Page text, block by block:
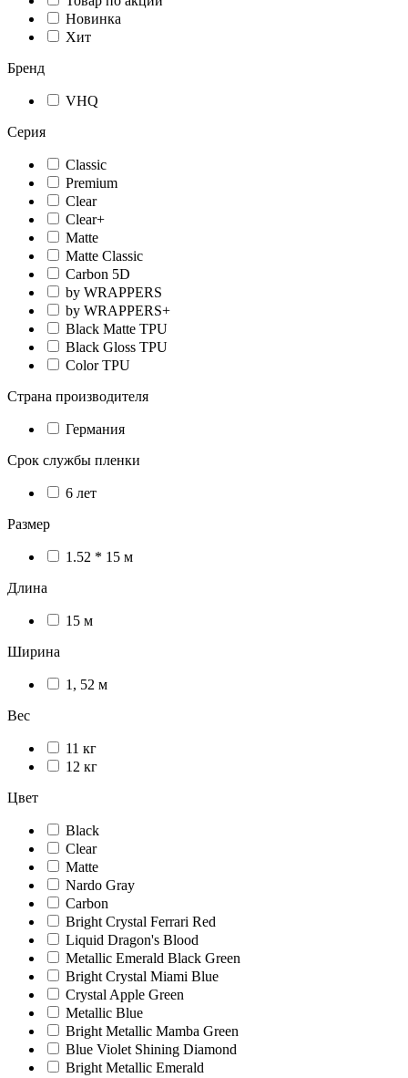
Новинка
Хит
Бренд
VHQ
Серия
Classic
Premium
Clear
Clear+
Matte
Matte Classic
Carbon 5D
by WRAPPERS
by WRAPPERS+
Black Matte TPU
Black Gloss TPU
Color TPU
Страна производителя
Германия
Срок службы пленки
6 лет
Размер
1.52 * 15 м
Длина
15 м
Ширина
1, 52 м
Вес
11 кг
12 кг
Цвет
Black
Сlear
Matte
Nardo Gray
Carbon
Bright Crystal Ferrari Red
Liquid Dragon's Blood
Metallic Emerald Black Green
Bright Crystal Miami Blue
Crystal Apple Green
Metallic Blue
Bright Metallic Mamba Green
Blue Violet Shining Diamond
Bright Metallic Emerald